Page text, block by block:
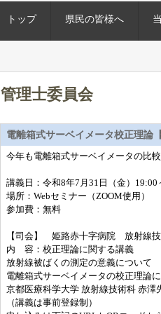
トップ 県民の皆様へ
管理士委員会
電離箱式サーベイメータ校正理論【
今年も電離箱式サーベイメータの比
講義日：令和8年7月31日（金）19:00
場所：Webセミナー（ZOOM使用）
参加費：無料
【司会】 姫路赤十字病院 放射線
内 容：校正理論に関する講義
放射線被ばくの測定の意義について
電離箱式サーベイメータの校正理論
京都医療科学大学 放射線技術科 赤澤
（講義は事前登録制）